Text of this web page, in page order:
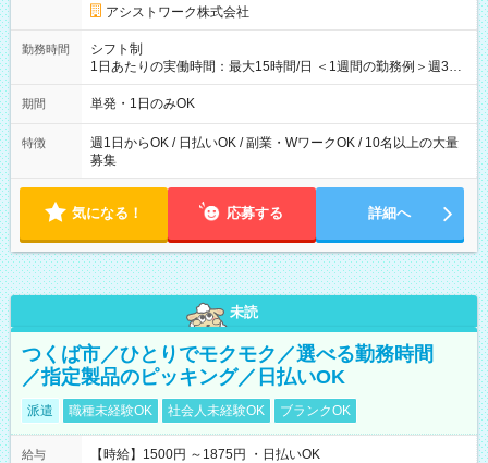
アシストワーク株式会社
勤務時間
シフト制
1日あたりの実働時間：最大15時間/日 ＜1週間の勤務例＞週3回
勤務 勤務：月・水・金 休み：火・木・土・日 好きな時にお仕事
可能です！ ※1日あたりの最大実働時間は日勤、夜勤共に勤務し
期間 単発・1日のみOK
特徴
週1日からOK / 日払いOK / 副業・WワークOK / 10名以上の大量
募集
気になる！ 応募する 詳細へ
未読
つくば市／ひとりでモクモク／選べる勤務時間
／指定製品のピッキング／日払いOK
派遣 職種未経験OK 社会人未経験OK ブランクOK
給与
【時給】1500円 ～1875円 ・日払いOK